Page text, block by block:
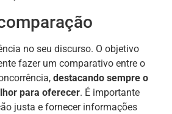
no seu discurso. O objetivo
fazer um comparativo entre o
destacando sempre o
para oferecer. É importante
justa e fornecer informações